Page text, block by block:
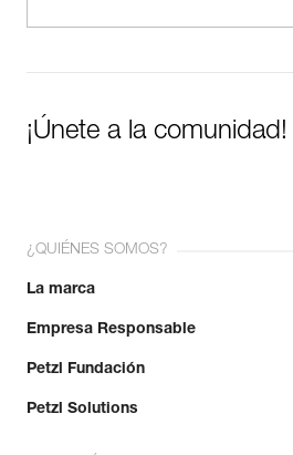
¡Únete a la comunidad!
¿QUIÉNES SOMOS?
La marca
Empresa Responsable
Petzl Fundación
Petzl Solutions